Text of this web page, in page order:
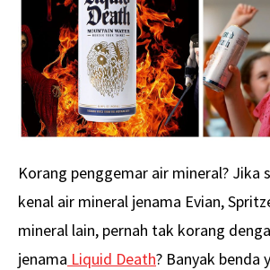
Korang penggemar air mineral? Jika
kenal air mineral jenama Evian,
mineral lain, pernah tak korang
jenama Liquid Death? Banyak benda